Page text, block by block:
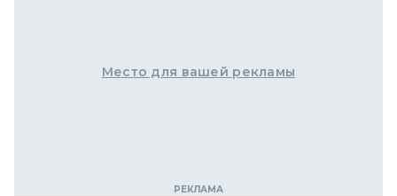
Место для вашей рекламы